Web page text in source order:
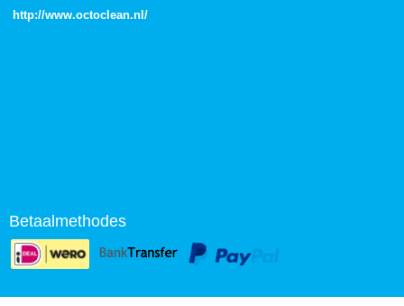
http://www.octoclean.nl /
Betaalmethodes